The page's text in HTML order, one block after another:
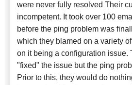
were never fully resolved Their
incompetent. It took over 100
before the ping problem was
which they blamed on a variety
on it being a configuration issue.
"fixed" the issue but the ping
Prior to this, they would do